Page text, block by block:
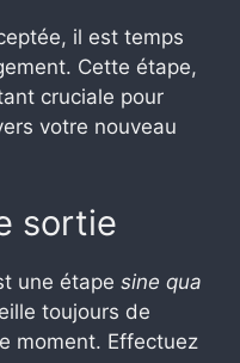
il est temps
Cette étape,
cruciale pour
votre nouveau
sortie
une étape sine qua
toujours de
moment. Effectuez